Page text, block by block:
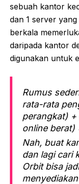
sebuah kantor
dan 1 server
berkala
daripada kantor
digunakan untuk
Rumus
rata-rata
perangkat)
online berat)
Nah, buat
dan lagi cari
Orbit bisa